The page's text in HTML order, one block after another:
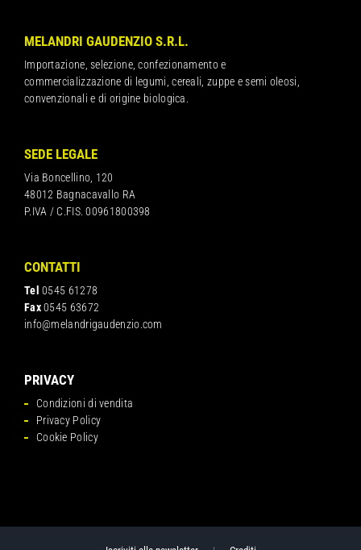
MELANDRI GAUDENZIO S.R.L.
Importazione, selezione, confezionamento e
commercializzazione di legumi, cereali, zuppe e semi oleosi,
convenzionali e di origine biologica.
SEDE LEGALE
Via Boncellino, 120
48012 Bagnacavallo RA
P.IVA / C.FIS. 00961800398
CONTATTI
Tel 0545 61278
Fax0545 63672
info@melandrigaudenzio.com
PRIVACY
Condizioni di vendita
Privacy Policy
Cookie Policy